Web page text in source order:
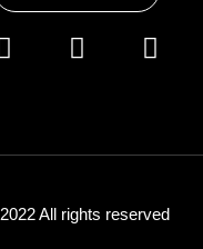
All rights reserved